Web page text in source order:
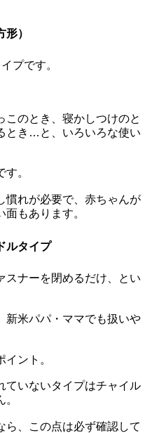
）
プです。
このとき、寝かしつけのと
とき…と、いろいろな使い
。
慣れが必要で、赤ちゃんが
もあります。
ルタイプ
スナーを閉めるだけ、とい
新米パパ・ママでも扱いや
ント。
ていないタイプはチャイル
ら、この点は必ず確認して